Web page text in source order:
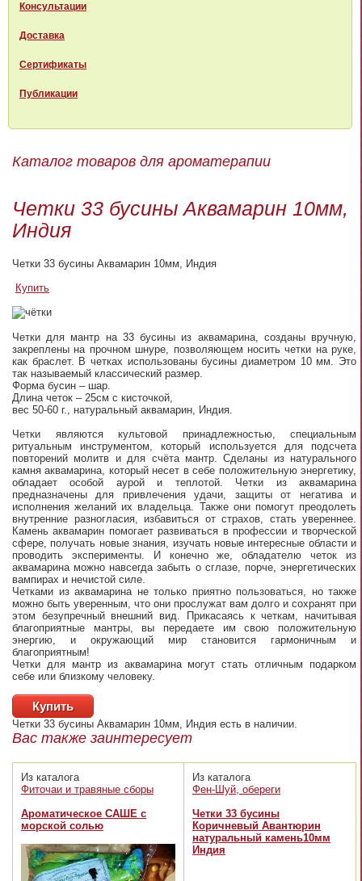
Консультации
Доставка
Сертификаты
Публикации
Каталог товаров для ароматерапии
Четки 33 бусины Аквамарин 10мм,
Индия
Четки 33 бусины Аквамарин 10мм, Индия
Купить
Четки для мантр на 33 бусины из аквамарина, созданы вручную,
закреплены на прочном шнуре, позволяющем носить четки на руке,
как браслет. В четках использованы бусины диаметром 10 мм. Это
так называемый классический размер.
Форма бусин – шар.
Длина четок – 25см с кисточкой,
вес 50-60 г., натуральный аквамарин, Индия.
Четки являются культовой принадлежностью, специальным
ритуальным инструментом, который используется для подсчета
повторений молитв и для счёта мантр. Сделаны из натурального
камня аквамарина, который несет в себе положительную энергетику,
обладает особой аурой и теплотой. Четки из аквамарина
предназначены для привлечения удачи, защиты от негатива и
исполнения желаний их владельца. Также они помогут преодолеть
внутренние разногласия, избавиться от страхов, стать увереннее.
Камень аквамарин помогает развиваться в профессии и творческой
сфере, получать новые знания, изучать новые интересные области и
проводить эксперименты. И конечно же, обладателю четок из
аквамарина можно навсегда забыть о сглазе, порче, энергетических
вампирах и нечистой силе.
Четками из аквамарина не только приятно пользоваться, но также
можно быть уверенным, что они прослужат вам долго и сохранят при
этом безупречный внешний вид. Прикасаясь к четкам, начитывая
благоприятные мантры, вы передаете им свою положительную
энергию, и окружающий мир становится гармоничным и
благоприятным!
Четки для мантр из аквамарина могут стать отличным подарком
себе или близкому человеку.
Купить
Четки 33 бусины Аквамарин 10мм, Индия есть в наличии.
Вас также заинтересует
Из каталога
Фиточаи и травяные сборы
Ароматическое САШЕ с
морской солью
Из каталога
Фен-Шуй, обереги
Четки 33 бусины
Коричневый Авантюрин
натуральный камень10мм
Индия